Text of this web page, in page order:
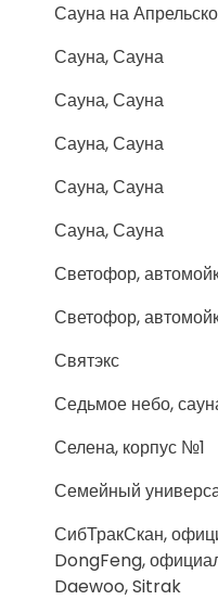
Сауна на
Сауна, Сауна
Сауна, Сауна
Сауна, Сауна
Сауна, Сауна
Сауна, Сауна
Светофор,
Светофор,
Святэкс
Седьмое небо,
Селена, корпус №1
Семейный
СибТракСкан,
DongFeng,
Daewoo, Sitrak